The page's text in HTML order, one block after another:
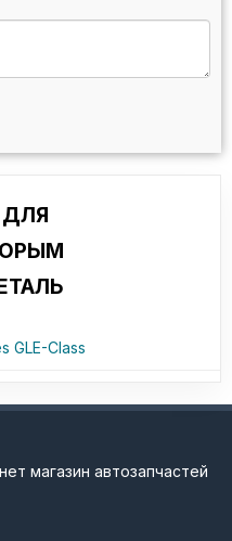
ДЛЯ
GLE-Class
магазин автозапчастей